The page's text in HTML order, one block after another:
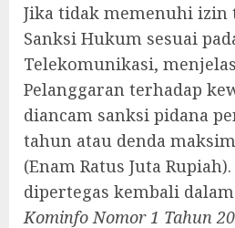
‎Jika tidak memenuhi izin
Sanksi Hukum sesuai
Telekomunikasi,
Pelanggaran terhadap
diancam sanksi pidana
tahun atau denda
(Enam Ratus Juta
dipertegas kembali dalam
Kominfo Nomor 1 Tahun